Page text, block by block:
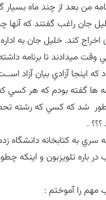
من بعد از چند ماه
جان راغب گفتند كه
اخراج كند. خليل جان به
وقت ميدادند تا برنامه
كه اينجا آزادي بيان آزاد
ها گفته بودم كه هر
شد كه كسي كه رشته
.
به كتابخانه دانشگاه
باره تلويزبون و اينكه
مهم را آموختم :